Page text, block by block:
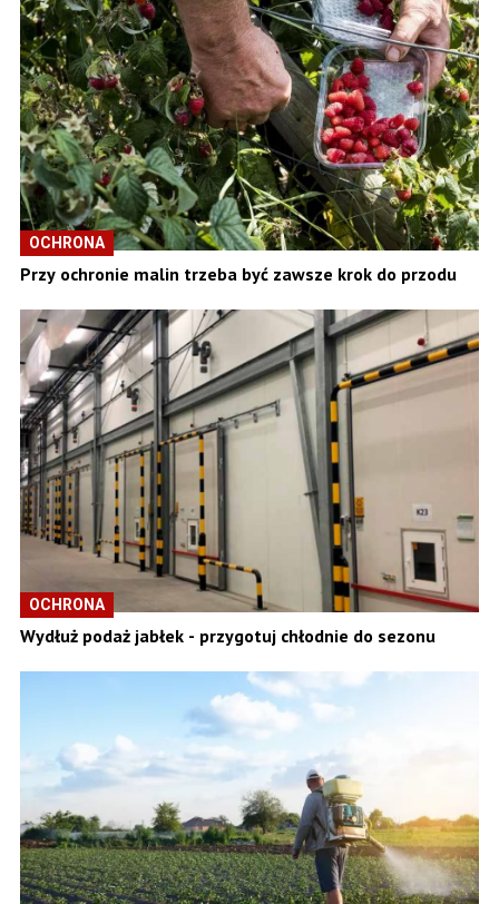
OCHRONA
Przy ochronie malin trzeba być zawsze krok do przodu
OCHRONA
Wydłuż podaż jabłek - przygotuj chłodnie do sezonu